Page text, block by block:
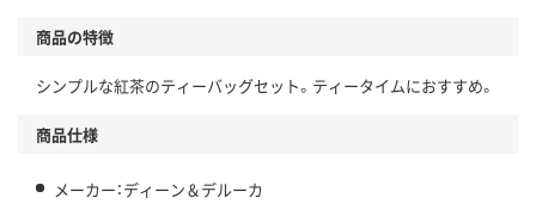
商品の特徴
シンプルな紅茶のティーバッグセット。ティータイムにおすすめ。
商品仕様
メーカー：ディーン＆デルーカ